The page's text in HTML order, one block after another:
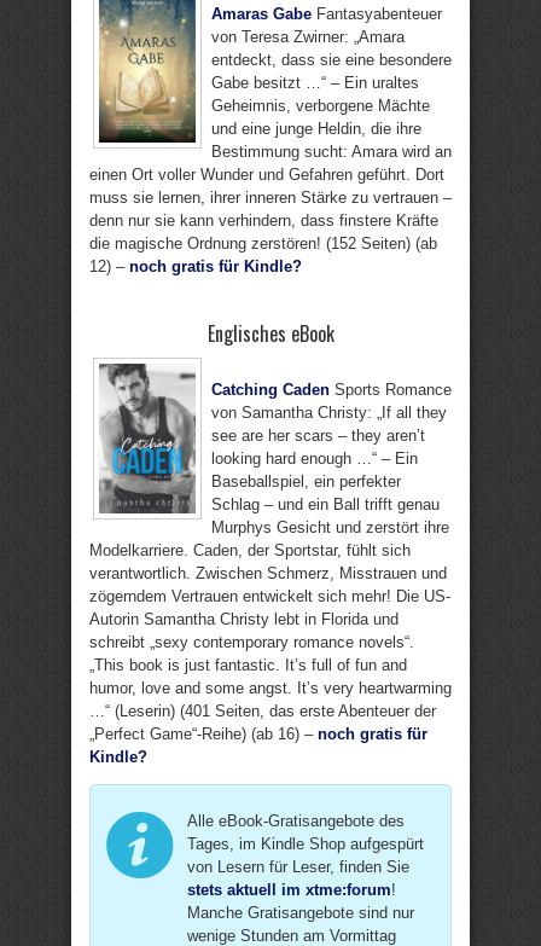
Amaras Gabe Fantasyabenteuer
von Teresa Zwirner: „Amara
entdeckt, dass sie eine besondere
Gabe besitzt …“ – Ein uraltes
Geheimnis, verborgene Mächte
und eine junge Heldin, die ihre
Bestimmung sucht: Amara wird an
einen Ort voller Wunder und Gefahren geführt. Dort
muss sie lernen, ihrer inneren Stärke zu vertrauen –
denn nur sie kann verhindern, dass finstere Kräfte
die magische Ordnung zerstören! (152 Seiten) (ab
12) – noch gratis für Kindle?
Englisches eBook
Catching Caden Sports Romance
von Samantha Christy: „If all they
see are her scars – they aren’t
looking hard enough …“ – Ein
Baseballspiel, ein perfekter
Schlag – und ein Ball trifft genau
Murphys Gesicht und zerstört ihre
Modelkarriere. Caden, der Sportstar, fühlt sich
verantwortlich. Zwischen Schmerz, Misstrauen und
zögerndem Vertrauen entwickelt sich mehr! Die US-
Autorin Samantha Christy lebt in Florida und
schreibt „sexy contemporary romance novels“.
„This book is just fantastic. It’s full of fun and
humor, love and some angst. It’s very heartwarming
…“ (Leserin) (401 Seiten, das erste Abenteuer der
„Perfect Game“-Reihe) (ab 16) – noch gratis für
Kindle?
Alle eBook-Gratisangebote des
Tages, im Kindle Shop aufgespürt
von Lesern für Leser, finden Sie
stets aktuell im xtme:forum!
Manche Gratisangebote sind nur
wenige Stunden am Vormittag